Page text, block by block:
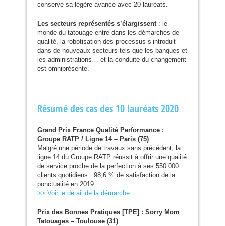
conserve sa légère avance avec 20 lauréats.
Les secteurs représentés s’élargissent : le
monde du tatouage entre dans les démarches de
qualité, la robotisation des processus s’introduit
dans de nouveaux secteurs tels que les banques et
les administrations… et la conduite du changement
est omniprésente.
Résumé des cas des 10 lauréats 2020
Grand Prix France Qualité Performance :
Groupe RATP / Ligne 14 – Paris (75)
Malgré une période de travaux sans précédent, la
ligne 14 du Groupe RATP réussit à offrir une qualité
de service proche de la perfection à ses 550 000
clients quotidiens : 98,6 % de satisfaction de la
ponctualité en 2019.
>> Voir le détail de la démarche
Prix des Bonnes Pratiques [TPE] : Sorry Mom
Tatouages – Toulouse (31)